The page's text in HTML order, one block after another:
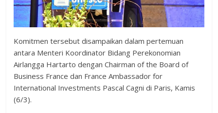
Komitmen tersebut disampaikan dalam pertemuan
antara Menteri Koordinator Bidang Perekonomian
Airlangga Hartarto dengan Chairman of the Board of
Business France dan France Ambassador for
International Investments Pascal Cagni di Paris, Kamis
(6/3).